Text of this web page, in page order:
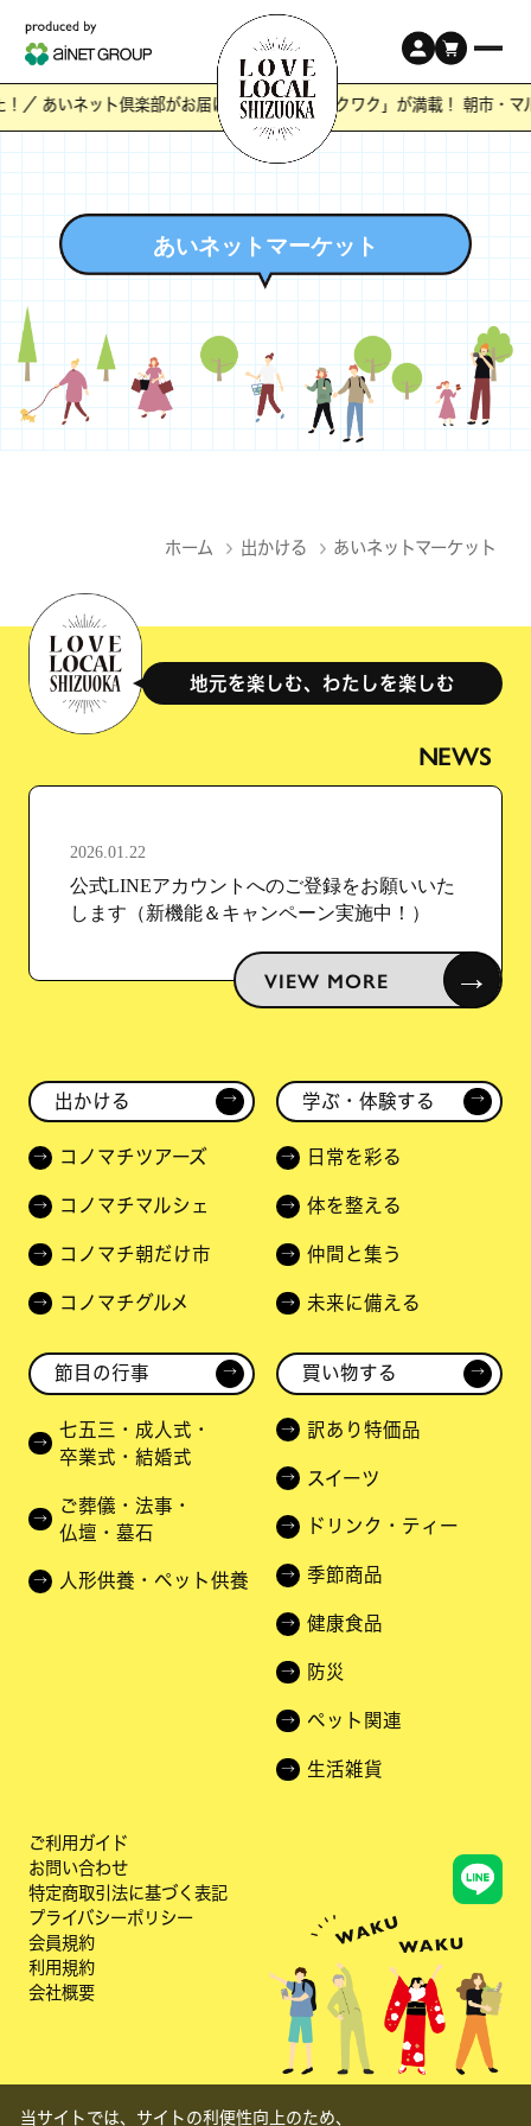
／ あいネット倶楽部がお届けする静岡の「ワクワク」が満載！ 朝市・
あいネットマーケット
ホーム 出かける あいネットマーケット
地元を楽しむ、わたしを楽しむ
NEWS
2026.01.22
公式LINEアカウントへのご登録をお願いいた
します（新機能＆キャンペーン実施中！）
VIEW MORE →
出かける →
コノマチツアーズ
コノマチマルシェ
コノマチ朝だけ市
コノマチグルメ
学ぶ・体験する →
日常を彩る
体を整える
仲間と集う
未来に備える
節目の行事 →
七五三・成人式・
卒業式・結婚式
ご葬儀・法事・
仏壇・墓石
人形供養・ペット供養
買い物する →
訳あり特価品
スイーツ
ドリンク・ティー
季節商品
健康食品
防災
ペット関連
生活雑貨
ご利用ガイド
お問い合わせ
特定商取引法に基づく表記
プライバシーポリシー
会員規約
利用規約
会社概要
当サイトでは、サイトの利便性向上のため、